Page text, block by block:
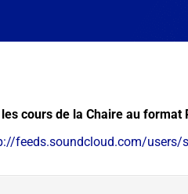
cours de la Chaire au format
feeds.soundcloud.com/users/